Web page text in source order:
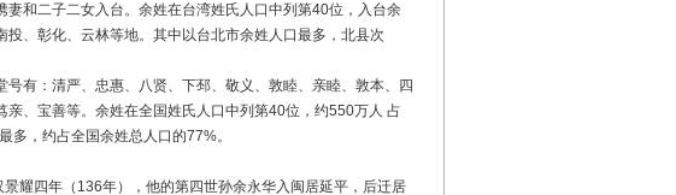
和二子二女入台。余姓在台湾姓氏人口中列第40位，入台余
、彰化、云林等地。其中以台北市余姓人口最多，北县次
有：清严、忠惠、八贤、下邳、敬义、敦睦、亲睦、敦本、四
、宝善等。余姓在全国姓氏人口中列第40位，约550万人 占
多，约占全国余姓总人口的77%。
耀四年（136年），他的第四世孙余永华入闽居延平，后迁居